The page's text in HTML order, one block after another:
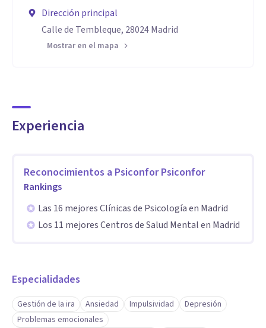
primer paso hacia la mejora o superación del malestar que
puedas estar experimentando.
beneficios en tu calidad de vida emocional.
Especialidad
Son numerosas las herramientas con las que se trabajan,
todas ellas probadas científicamente. Abarcan los tres
Aptitudes
Trabajamos fundamentalmente los siguientes campos:
Dirección principal
Calle de Tembleque, 28024 Madrid
Mostrar en el mapa
Experiencia
Reconocimientos a Psiconfor Psiconfor
Rankings
Las 16 mejores Clínicas de Psicología en Madrid
Los 11 mejores Centros de Salud Mental en Madrid
Especialidades
Gestión de la ira Ansiedad Impulsividad
Depresión
Problemas emocionales